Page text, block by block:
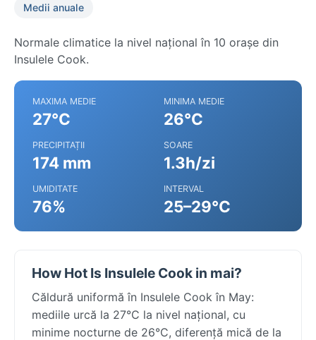
Medii anuale
Normale climatice la nivel național în 10 orașe din
Insulele Cook.
MAXIMA MEDIE
27°C
MINIMA MEDIE
26°C
PRECIPITAȚII
174 mm
SOARE
1.3h/zi
UMIDITATE
76%
INTERVAL
25–29°C
How Hot Is Insulele Cook in mai?
Căldură uniformă în Insulele Cook în May:
mediile urcă la 27°C la nivel național, cu
minime nocturne de 26°C, diferență mică de la